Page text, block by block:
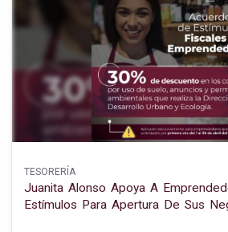
TESORERÍA
Juanita Alonso Apoya A
Estímulos Para Apertura De Sus